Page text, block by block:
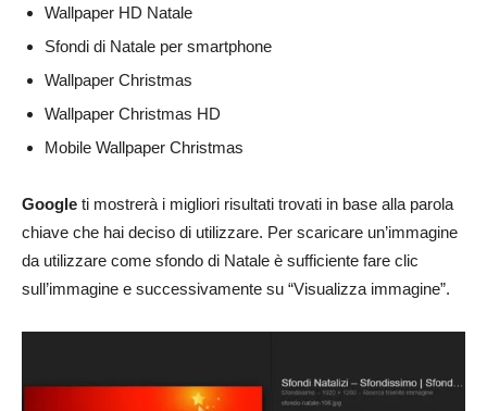
Wallpaper HD Natale
Sfondi di Natale per smartphone
Wallpaper Christmas
Wallpaper Christmas HD
Mobile Wallpaper Christmas
Google ti mostrerà i migliori risultati trovati in base alla parola
chiave che hai deciso di utilizzare. Per scaricare un’immagine
da utilizzare come sfondo di Natale è sufficiente fare clic
sull’immagine e successivamente su “Visualizza immagine”.